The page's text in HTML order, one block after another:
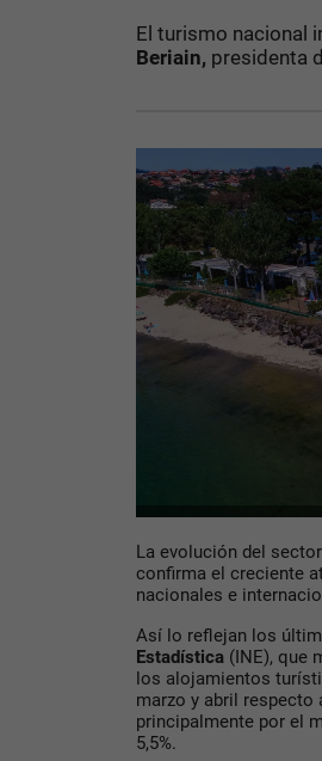
El turismo nacional
Beriain, presidenta
La evolución del
confirma el creciente
nacionales e
Así lo reflejan los
Estadística (INE), que
los alojamientos
marzo y abril
principalmente por el
5,5%.